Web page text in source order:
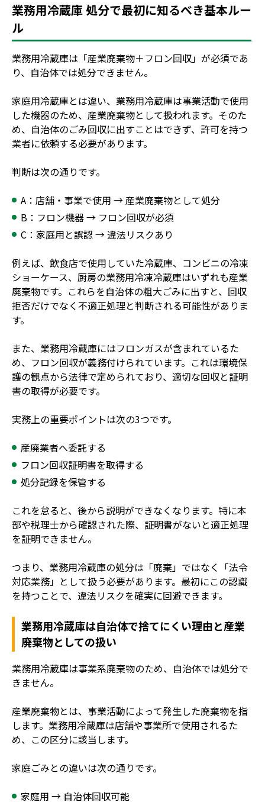
業務用冷蔵庫 処分で最初に知るべき基本ルー
ル
業務用冷蔵庫は「産業廃棄物＋フロン回収」が必須であ
り、自治体では処分できません。
家庭用冷蔵庫とは違い、業務用冷蔵庫は事業活動で使用
した機器のため、産業廃棄物として扱われます。そのた
め、自治体のごみ回収に出すことはできず、許可を持つ
業者に依頼する必要があります。
判断は次の通りです。
A：店舗・事業で使用 → 産業廃棄物として処分
B：フロン機器 → フロン回収が必須
C：家庭用と誤認 → 違法リスクあり
例えば、飲食店で使用していた冷蔵庫、コンビニの冷凍
ショーケース、厨房の業務用冷凍冷蔵庫はいずれも産業
廃棄物です。これらを自治体の粗大ごみに出すと、回収
拒否だけでなく不適正処理と判断される可能性がありま
す。
また、業務用冷蔵庫にはフロンガスが含まれているた
め、フロン回収が義務付けられています。これは環境保
護の観点から法律で定められており、適切な回収と証明
書の取得が必要です。
実務上の重要ポイントは次の3つです。
産廃業者へ委託する
フロン回収証明書を取得する
処分記録を保管する
これを怠ると、後から説明ができなくなります。特に本
部や税理士から確認された際、証明書がないと適正処理
を証明できません。
つまり、業務用冷蔵庫の処分は「廃棄」ではなく「法令
対応業務」として扱う必要があります。最初にこの認識
を持つことで、違法リスクを確実に回避できます。
業務用冷蔵庫は自治体で捨てにくい理由と産業
廃棄物としての扱い
業務用冷蔵庫は事業系廃棄物のため、自治体では処分で
きません。
産業廃棄物とは、事業活動によって発生した廃棄物を指
します。業務用冷蔵庫は店舗や事業所で使用されるた
め、この区分に該当します。
家庭ごみとの違いは次の通りです。
家庭用 → 自治体回収可能